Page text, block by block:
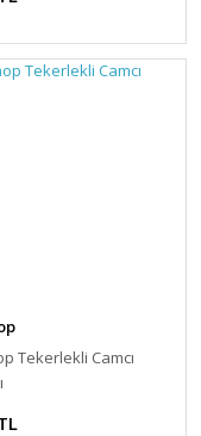
Tekerlekli Camcı